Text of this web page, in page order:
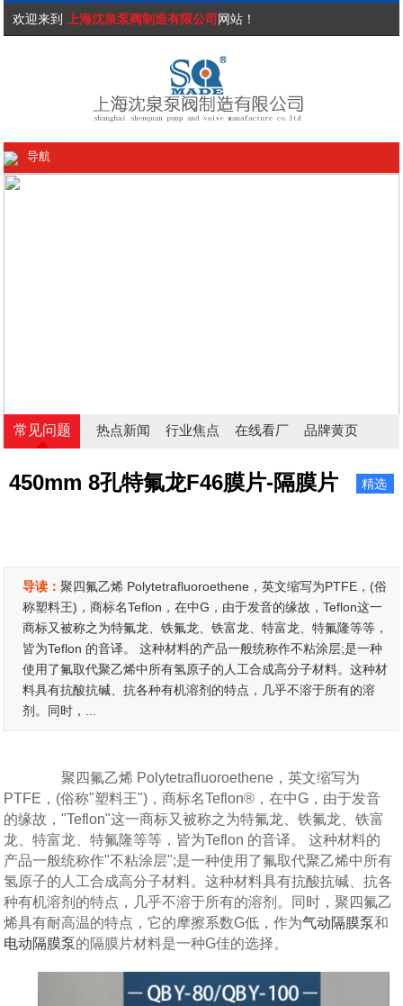
欢迎来到 上海沈泉泵阀制造有限公司 网站！
导航
常见问题 热点新闻 行业焦点 在线看厂 品牌黄页
450mm 8孔特氟龙F46膜片-隔膜片 精选
导读：聚四氟乙烯 Polytetrafluoroethene，英文缩写为PTFE，(俗
称塑料王)，商标名Teflon，在中G，由于发音的缘故，Teflon这一
商标又被称之为特氟龙、铁氟龙、铁富龙、特富龙、特氟隆等等，
皆为Teflon 的音译。 这种材料的产品一般统称作不粘涂层;是一种
使用了氟取代聚乙烯中所有氢原子的人工合成高分子材料。这种材
料具有抗酸抗碱、抗各种有机溶剂的特点，几乎不溶于所有的溶
剂。同时，...
聚四氟乙烯 Polytetrafluoroethene，英文缩写为
PTFE，(俗称"塑料王")，商标名Teflon®，在中G，由于发音
的缘故，"Teflon"这一商标又被称之为特氟龙、铁氟龙、铁富
龙、特富龙、特氟隆等等，皆为Teflon 的音译。 这种材料的
产品一般统称作"不粘涂层";是一种使用了氟取代聚乙烯中所有
氢原子的人工合成高分子材料。这种材料具有抗酸抗碱、抗各
种有机溶剂的特点，几乎不溶于所有的溶剂。同时，聚四氟乙
烯具有耐高温的特点，它的摩擦系数G低，作为气动隔膜泵和
电动隔膜泵的隔膜片材料是一种G佳的选择。